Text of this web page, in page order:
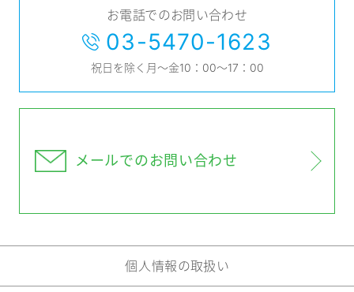
お電話でのお問い合わせ
03-5470-1623
祝日を除く月～金10：00～17：00
メールでのお問い合わせ
個人情報の取扱い